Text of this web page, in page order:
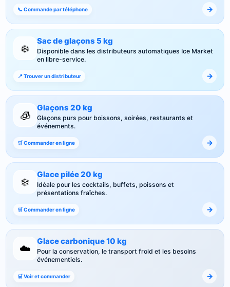
📞 Commande par téléphone →
❄️
Sac de glaçons 5 kg
Disponible dans les distributeurs automatiques Ice Market
en libre-service.
📍 Trouver un distributeur →
🧊
Glaçons 20 kg
Glaçons purs pour boissons, soirées, restaurants et
événements.
🛒 Commander en ligne →
❄️
Glace pilée 20 kg
Idéale pour les cocktails, buffets, poissons et
présentations fraîches.
🛒 Commander en ligne →
☁️
Glace carbonique 10 kg
Pour la conservation, le transport froid et les besoins
événementiels.
🛒 Voir et commander →